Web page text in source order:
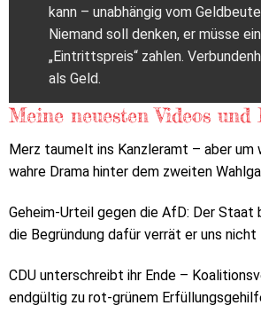
kann – unabhängig vom
Niemand soll denken, er müsse
„Eintrittspreis“ zahlen.
als Geld.
Meine neuesten Videos und
Merz taumelt ins Kanzleramt – aber um
wahre Drama hinter dem zweiten
Geheim-Urteil gegen die AfD: Der Staat
die Begründung dafür verrät er uns nicht
CDU unterschreibt ihr Ende –
endgültig zu rot-grünem